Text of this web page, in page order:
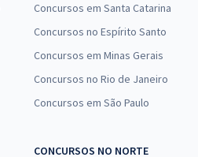
Concursos em Santa Catarina
Concursos no Espírito Santo
Concursos em Minas Gerais
Concursos no Rio de Janeiro
Concursos em São Paulo
CONCURSOS NO NORTE